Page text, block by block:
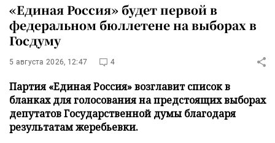
«Единая Россия» будет первой в
федеральном бюллетене на выборах в
Госдуму
5 августа 2026, 12:47 4
Партия «Единая Россия» возглавит список в
бланках для голосования на предстоящих выборах
депутатов Государственной думы благодаря
результатам жеребьевки.